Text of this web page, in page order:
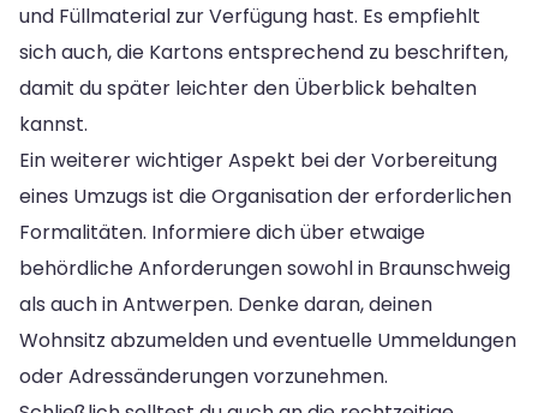
und Füllmaterial zur Verfügung hast. Es empfiehlt
sich auch, die Kartons entsprechend zu beschriften,
damit du später leichter den Überblick behalten
kannst.
Ein weiterer wichtiger Aspekt bei der Vorbereitung
eines Umzugs ist die Organisation der erforderlichen
Formalitäten. Informiere dich über etwaige
behördliche Anforderungen sowohl in Braunschweig
als auch in Antwerpen. Denke daran, deinen
Wohnsitz abzumelden und eventuelle Ummeldungen
oder Adressänderungen vorzunehmen.